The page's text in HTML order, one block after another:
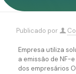
Publicado por
Empresa utiliza
a emissão de NF-
dos empresários